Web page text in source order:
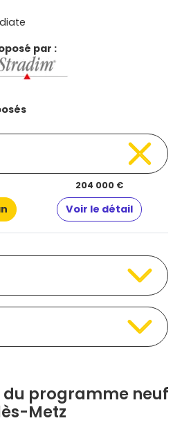
par :
204 000 €
Voir le détail
du programme neuf
Metz